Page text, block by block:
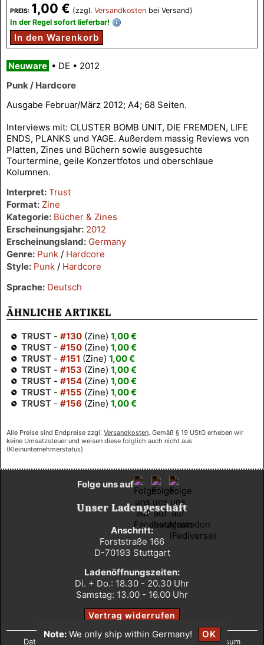
PREIS: 1,00 € (zzgl. Versandkosten bei Versand)
In der Regel sofort lieferbar!
In den Warenkorb
Neuware • DE • 2012
Punk / Hardcore
Ausgabe Februar/März 2012; A4; 68 Seiten.
Interviews mit: CLUSTER BOMB UNIT, DIE FREMDEN, LIFE
ENDS, PLANKS und YAGE. Außerdem massig Reviews von
Platten, Zines und Büchern sowie ausgesuchte
Tourtermine, geile Konzertfotos und oberschlaue
Kolumnen.
Interpret: Trust
Format: Zine
Kategorie: Bücher & Zines
Erscheinungsjahr: 2012
Erscheinungsland: Germany
Genre: Punk / Hardcore
Style: Punk / Hardcore
Sprache: Deutsch
ÄHNLICHE ARTIKEL
TRUST - #130 (Zine) 1,00 €
TRUST - #150 (Zine) 1,00 €
TRUST - #151 (Zine) 1,00 €
TRUST - #153 (Zine) 1,00 €
TRUST - #154 (Zine) 1,00 €
TRUST - #155 (Zine) 1,00 €
TRUST - #156 (Zine) 1,00 €
Alle Preise sind Endpreise zzgl. Versandkosten. Gemäß § 19 UStG erheben wir
keine Umsatzsteuer und weisen diese folglich auch nicht aus
(Kleinunternehmerstatus)
Unser Ladengeschäft
Anschrift:
Forststraße 166
D-70193 Stuttgart
Ladenöffnungszeiten:
Di. + Do.: 18.30 - 20.30 Uhr
Samstag: 13.00 - 16.00 Uhr
Vertrag widerrufen
Folge uns auf
Datenschutz AGB• Widerrufsbelehrung•Impressum
Note: We only ship within Germany! OK